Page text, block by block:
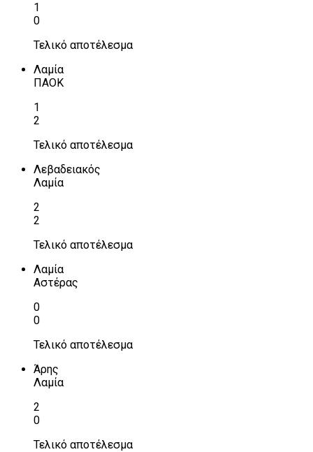
1
0
Τελικό αποτέλεσμα
Λαμία
ΠΑΟΚ
1
2
Τελικό αποτέλεσμα
Λεβαδειακός
Λαμία
2
2
Τελικό αποτέλεσμα
Λαμία
Αστέρας
0
0
Τελικό αποτέλεσμα
Άρης
Λαμία
2
0
Τελικό αποτέλεσμα